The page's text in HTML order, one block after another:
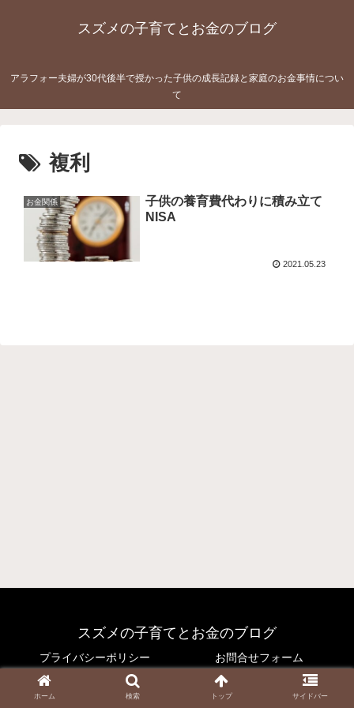
スズメの子育てとお金のブログ
アラフォー夫婦が30代後半で授かった子供の成長記録と家庭のお金事情につい
て
複利
お金関係
子供の養育費代わりに積み立て
NISA
2021.05.23
スズメの子育てとお金のブログ
プライバシーポリシー お問合せフォーム
© 2021 スズメの子育てとお金のブログ.
ホーム 検索 トップ サイドバー